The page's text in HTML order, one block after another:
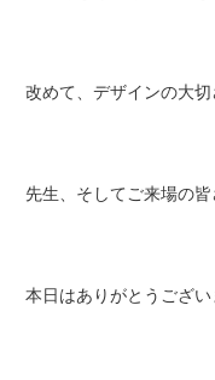
改めて、デザインの大切
先生、そしてご来場の皆
本日はありがとうござい